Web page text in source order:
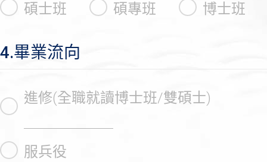
碩士班 碩專班 博士班
4.畢業流向
進修(全職就讀博士班/雙碩士)
服兵役